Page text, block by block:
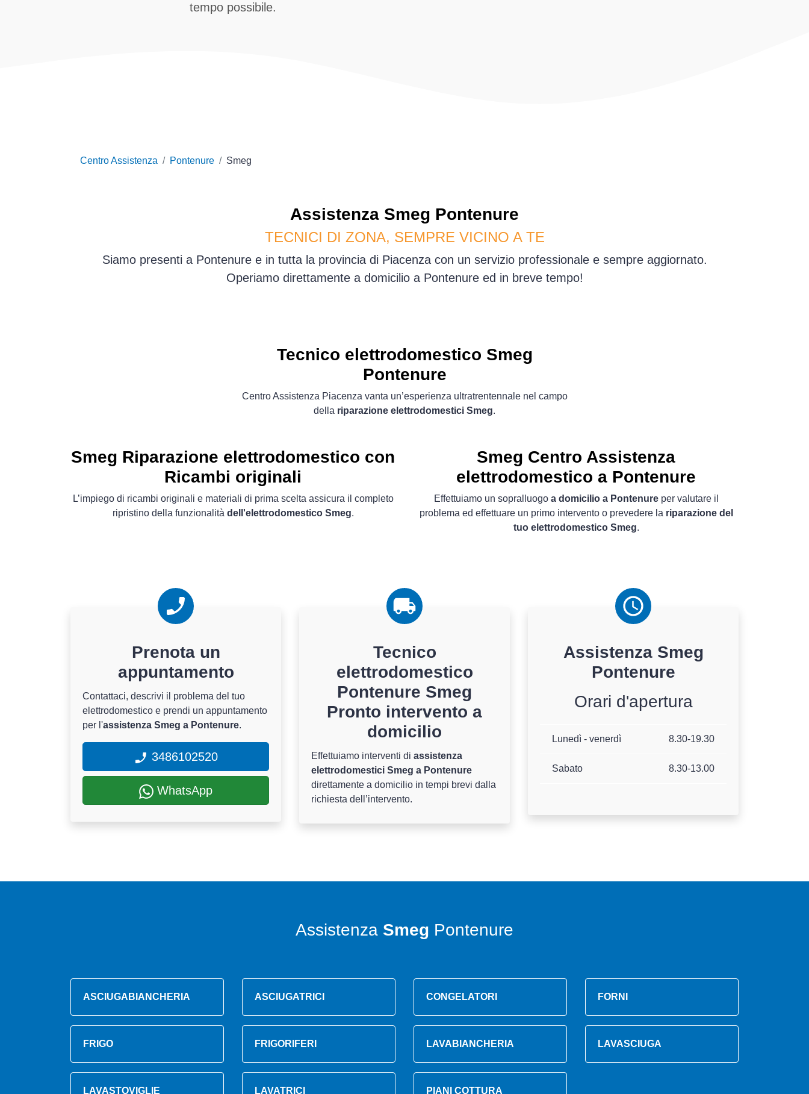
tempo possibile.
Centro Assistenza Pontenure Smeg
Assistenza Smeg Pontenure
TECNICI DI ZONA, SEMPRE VICINO A TE
Siamo presenti a Pontenure e in tutta la provincia di Piacenza con un servizio professionale e sempre aggiornato.
Operiamo direttamente a domicilio a Pontenure ed in breve tempo!
Tecnico elettrodomestico Smeg
Pontenure
Centro Assistenza Piacenza vanta un’esperienza ultratrentennale nel campo
della riparazione elettrodomestici Smeg.
Smeg Riparazione elettrodomestico con
Ricambi originali
L’impiego di ricambi originali e materiali di prima scelta assicura il completo
ripristino della funzionalità dell'elettrodomestico Smeg.
Smeg Centro Assistenza
elettrodomestico a Pontenure
Effettuiamo un sopralluogo a domicilio a Pontenureper valutare il
problema ed effettuare un primo intervento o prevedere la riparazione del
tuo elettrodomestico Smeg.
Prenota un
appuntamento
Contattaci, descrivi il problema del tuo
elettrodomestico e prendi un appuntamento
per l'assistenza Smeg a Pontenure.
3486102520
WhatsApp
Tecnico
elettrodomestico
Pontenure Smeg
Pronto intervento a
domicilio
Effettuiamo interventi di assistenza
elettrodomestici Smeg a Pontenure
direttamente a domicilio in tempi brevi dalla
richiesta dell’intervento.
Assistenza Smeg
Pontenure
Orari d'apertura
Lunedì - venerdì 8.30-19.30
Sabato 8.30-13.00
Assistenza Smeg Pontenure
ASCIUGABIANCHERIA ASCIUGATRICI CONGELATORI FORNI
FRIGO FRIGORIFERI LAVABIANCHERIA LAVASCIUGA
LAVASTOVIGLIE LAVATRICI PIANI COTTURA